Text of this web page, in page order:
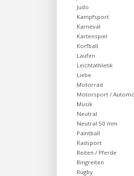
Judo
Kampfsport
Karneval
Kartenspiel
Korfball
Laufen
Leichtathletik
Liebe
Motorrad
Motorsport /
Musik
Neutral
Neutral 50 mm
Paintball
Radsport
Reiten / Pferde
Ringreiten
Rugby